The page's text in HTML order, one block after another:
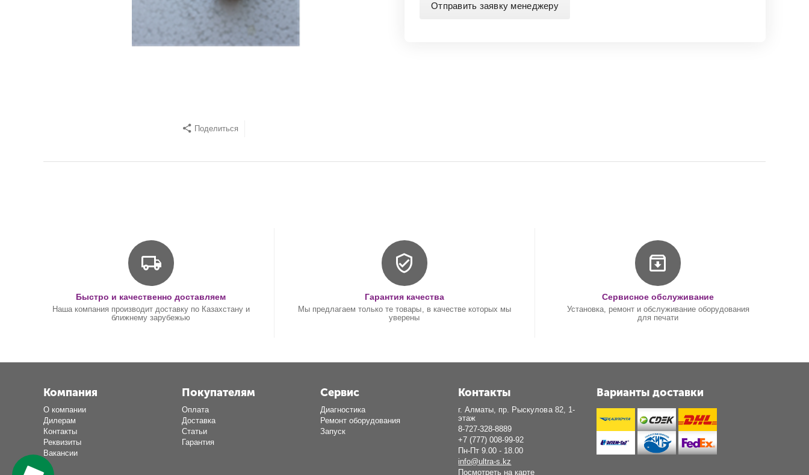
Поделиться
Отправить заявку менеджеру
Быстро и качественно доставляем
Наша компания производит доставку по Казахстану и
ближнему зарубежью
Гарантия качества
Мы предлагаем только те товары, в качестве которых мы
уверены
Сервисное обслуживание
Установка, ремонт и обслуживание оборудования
для печати
Компания
О компании
Дилерам
Контакты
Реквизиты
Вакансии
Покупателям
Оплата
Доставка
Статьи
Гарантия
Сервис
Диагностика
Ремонт оборудования
Запуск
Контакты
г. Алматы, пр. Рыскулова 82, 1-
этаж
8-727-328-8889
+7 (777) 008-99-92
Пн-Пт 9.00 - 18.00
info@ultra-s.kz
Посмотреть на карте
Варианты доставки